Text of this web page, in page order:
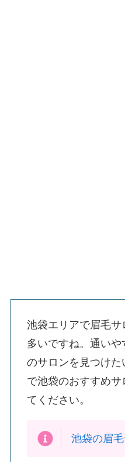
池袋エリアで眉毛
多いですね。通いや
のサロンを見つけ
で池袋のおすすめ
てください。
池袋の眉